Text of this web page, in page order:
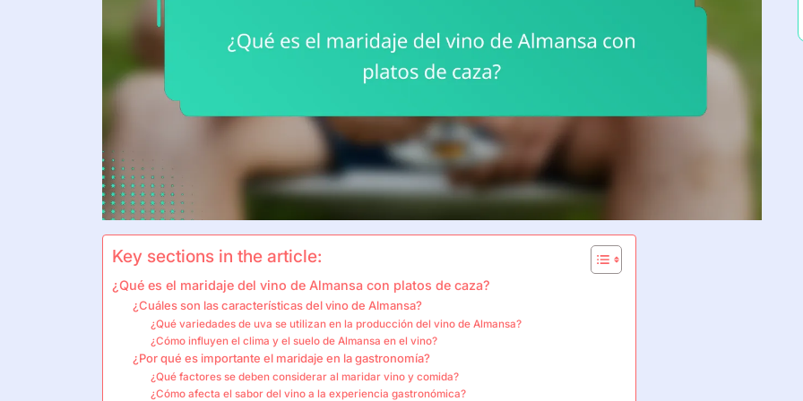
Key sections in the article:
¿Qué es el maridaje del vino de Almansa con platos de caza?
¿Cuáles son las características del vino de Almansa?
¿Qué variedades de uva se utilizan en la producción del vino de Almansa?
¿Cómo influyen el clima y el suelo de Almansa en el vino?
¿Por qué es importante el maridaje en la gastronomía?
¿Qué factores se deben considerar al maridar vino y comida?
¿Cómo afecta el sabor del vino a la experiencia gastronómica?